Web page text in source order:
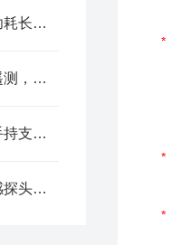
手持式雷达电波流速仪：低功耗长续航锂电，全天野外不间断勘测
雷达流速仪器：远距离岸边遥测，不用涉水贴近水面，汛期暴涨洪水监测
手持式雷达流速仪怎么用：手持支架两用设计，灵活适配各类场景
流速监测仪：一体化防护传感探头，水下长期布设耐腐蚀